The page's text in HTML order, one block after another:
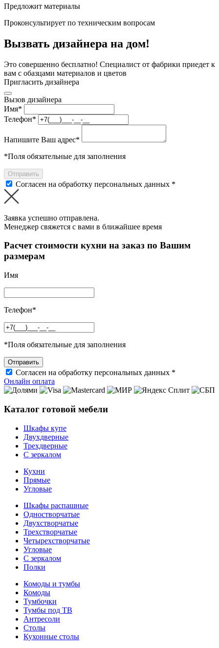
Предложит материалы
Проконсультирует по техническим вопросам
Вызвать дизайнера на дом!
Это совершенно бесплатно! Специалист от фабрики приедет к
вам с обазцами материалов и цветов
Пригласить дизайнера
Вызов дизайнера
Имя*
Телефон*
Напишите Ваш адрес*
*Поля обязательные для заполнения
Отправить
Согласен на обработку персональных данных *
Заявка успешно отправлена.
Менеджер свяжется с вами в ближайшее время
Расчет стоимости кухни на заказ по Вашим
размерам
Имя
Телефон*
*Поля обязательные для заполнения
Согласен на обработку персональных данных *
Онлайн оплата
Каталог готовой мебели
Шкафы купе
Двухдверные
Трехдверные
С зеркалом
Кухни
Прямые
Угловые
Шкафы распашные
Одностворчатые
Двухстворчатые
Трехстворчатые
Четырехстворчатые
Угловые
С зеркалом
Полки
Комоды и тумбы
Комоды
Тумбочки
Тумбы под ТВ
Антресоли
Столы
Кухонные столы